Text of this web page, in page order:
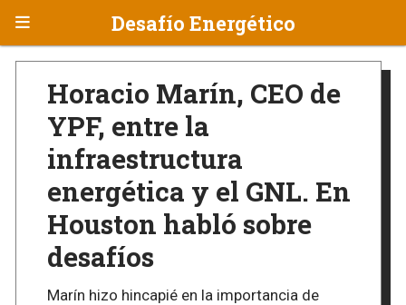
Desafío Energético
Horacio Marín, CEO de
YPF, entre la
infraestructura
energética y el GNL. En
Houston habló sobre
desafíos
Marín hizo hincapié en la importancia de